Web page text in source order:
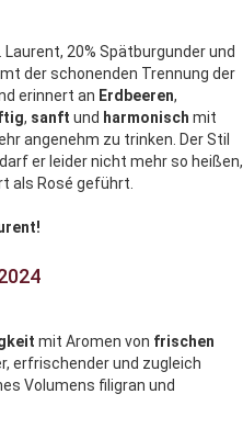
20% Spätburgunder und
der schonenden Trennung der
erinnert an Erdbeeren,
, sanft und harmonisch mit
angenehm zu trinken. Der Stil
er leider nicht mehr so heißen,
als Rosé geführt.
mit Aromen von frischen
erfrischender und zugleich
Volumens filigran und